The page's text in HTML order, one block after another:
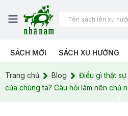
SÁCH MỚI SÁCH XU HƯỚNG
Trang chủ Blog
Điều gì thật sự
của chúng ta? Câu hỏi làm nên chủ